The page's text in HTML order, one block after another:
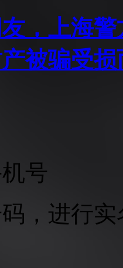
，上海
被骗受
号
，进行